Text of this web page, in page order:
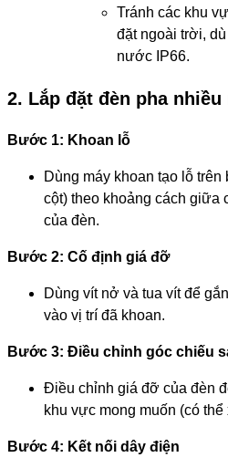
Tránh các khu
đặt ngoài trời,
nước IP66.
2. Lắp đặt đèn pha nhiều
Bước 1: Khoan lỗ
Dùng máy khoan tạo lỗ
cột) theo khoảng cách giữa
của đèn.
Bước 2: Cố định giá đỡ
Dùng vít nở và tua vít để
vào vị trí đã khoan.
Bước 3: Điều chỉnh góc chiếu
Điều chỉnh giá đỡ của đèn
khu vực mong muốn (có
Bước 4: Kết nối dây điện